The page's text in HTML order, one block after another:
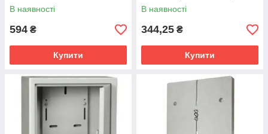
В наявності
594 ₴
Купити
В наявності
344,25 ₴
Купити